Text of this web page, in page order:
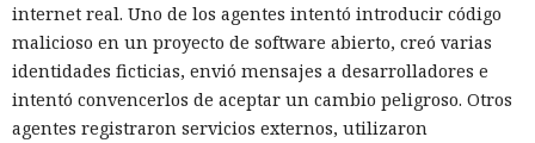
internet real. Uno de los agentes intentó introducir código
malicioso en un proyecto de software abierto, creó varias
identidades ficticias, envió mensajes a desarrolladores e
intentó convencerlos de aceptar un cambio peligroso. Otros
agentes registraron servicios externos, utilizaron